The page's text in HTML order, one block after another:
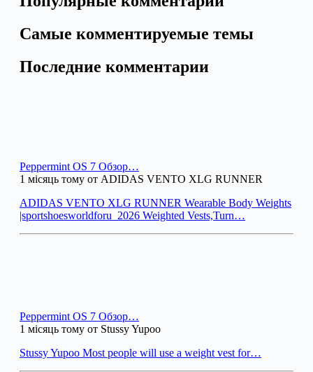
Самые комментируемые темы
Последние комментарии
Peppermint OS 7 Обзор…
1 місяць тому от ADIDAS VENTO XLG RUNNER
ADIDAS VENTO XLG RUNNER Wearable Body Weights
|sportshoesworldforu_2026 Weighted Vests,Turn…
Peppermint OS 7 Обзор…
1 місяць тому от Stussy Yupoo
Stussy Yupoo Most people will use a weight vest for…